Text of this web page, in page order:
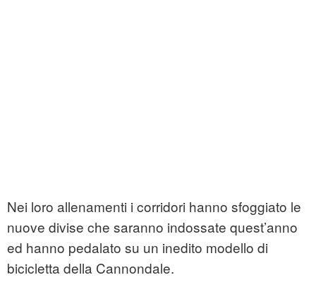
Nei loro allenamenti i corridori hanno sfoggiato le
nuove divise che saranno indossate quest’anno
ed hanno pedalato su un inedito modello di
bicicletta della Cannondale.